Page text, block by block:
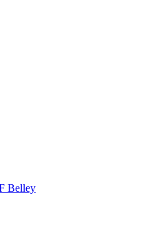
Belley